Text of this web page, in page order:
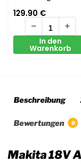
Batterie
129.90 €
−
+
In den
Warenkorb
Beschreibung
Bewertungen 0
Makita 18V